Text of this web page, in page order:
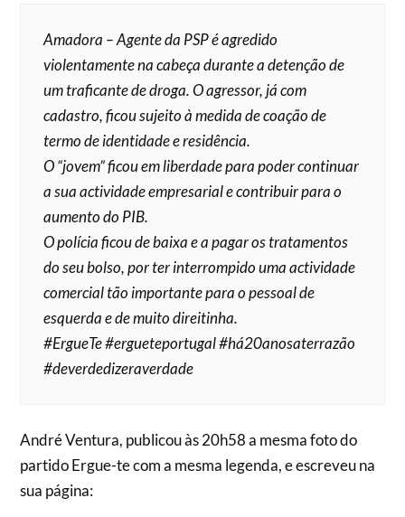
Amadora – Agente da PSP é agredido
violentamente na cabeça durante a detenção de
um traficante de droga. O agressor, já com
cadastro, ficou sujeito à medida de coação de
termo de identidade e residência.
O “jovem” ficou em liberdade para poder continuar
a sua actividade empresarial e contribuir para o
aumento do PIB.
O polícia ficou de baixa e a pagar os tratamentos
do seu bolso, por ter interrompido uma actividade
comercial tão importante para o pessoal de
esquerda e de muito direitinha.
#ErgueTe #ergueteportugal #há20anosaterrazão
#deverdedizeraverdade
André Ventura, publicou às 20h58 a mesma foto do
partido Ergue-te com a mesma legenda, e escreveu na
sua página: